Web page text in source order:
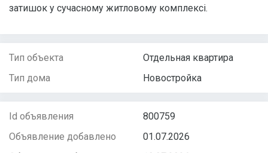
затишок у сучасному житловому комплексі.
Тип объекта
Отдельная квартира
Тип дома
Новостройка
Id объявления
800759
Объявление добавлено
01.07.2026